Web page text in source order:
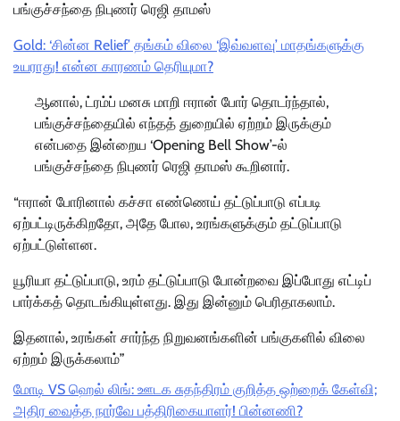
பங்குச்சந்தை நிபுணர் ரெஜி தாமஸ்
Gold: ‘சின்ன Relief’ தங்கம் விலை ‘இவ்வளவு’ மாதங்களுக்கு
உயராது! என்ன காரணம் தெரியுமா?
ஆனால், ட்ரம்ப் மனசு மாறி ஈரான் போர் தொடர்ந்தால்,
பங்குச்சந்தையில் எந்தத் துறையில் ஏற்றம் இருக்கும்
என்பதை இன்றைய ‘Opening Bell Show’-ல்
பங்குச்சந்தை நிபுணர் ரெஜி தாமஸ் கூறினார்.
“ஈரான் போரினால் கச்சா எண்ணெய் தட்டுப்பாடு எப்படி
ஏற்பட்டிருக்கிறதோ, அதே போல, உரங்களுக்கும் தட்டுப்பாடு
ஏற்பட்டுள்ளன.
யூரியா தட்டுப்பாடு, உரம் தட்டுப்பாடு போன்றவை இப்போது எட்டிப்
பார்க்கத் தொடங்கியுள்ளது. இது இன்னும் பெரிதாகலாம்.
இதனால், உரங்கள் சார்ந்த நிறுவனங்களின் பங்குகளில் விலை
ஏற்றம் இருக்கலாம்”
மோடி VS ஹெல் லிங்: ஊடக சுதந்திரம் குறித்த ஒற்றைக் கேள்வி;
அதிர வைத்த நார்வே பத்திரிகையாளர்! பின்னணி?